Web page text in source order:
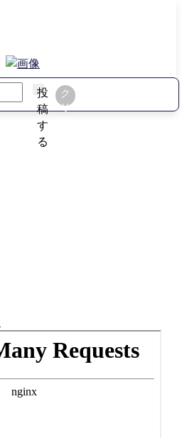
投
稿
す
る
ク
リ